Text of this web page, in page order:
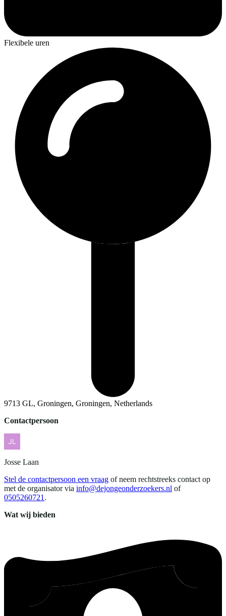
Flexibele uren
9713 GL, Groningen, Groningen, Netherlands
Contactpersoon
Josse Laan
Stel de contactpersoon een vraag of neem rechtstreeks contact op
met de organisator via info@dejongeonderzoekers.nl of
0505260721 .
Wat wij bieden